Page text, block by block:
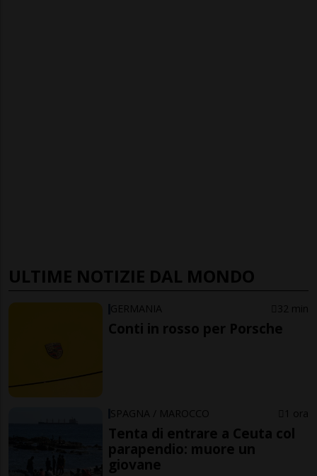
ULTIME NOTIZIE DAL MONDO
GERMANIA 32 min
Conti in rosso per Porsche
SPAGNA / MAROCCO 1 ora
Tenta di entrare a Ceuta col
parapendio: muore un
giovane